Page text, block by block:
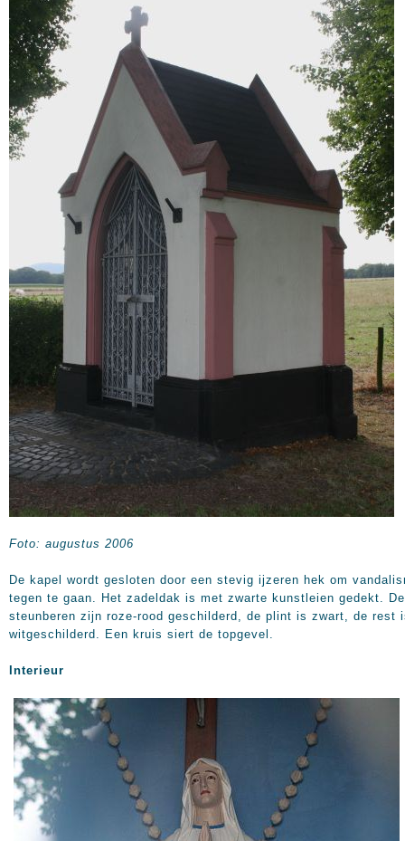
Foto: augustus 2006
De kapel wordt gesloten door een stevig ijzeren hek om
tegen te gaan. Het zadeldak is met zwarte kunstleien gedekt. De
steunberen zijn roze-rood geschilderd, de plint is zwart, de rest
witgeschilderd. Een kruis siert de topgevel.
Interieur